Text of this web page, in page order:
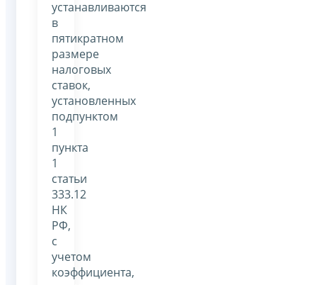
устанавливаются
в
пятикратном
размере
налоговых
ставок,
установленных
подпунктом
1
пункта
1
статьи
333.12
НК
РФ,
с
учетом
коэффициента,